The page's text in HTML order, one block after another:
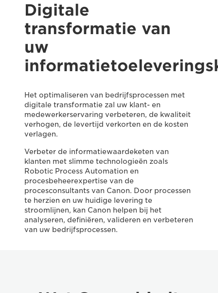
Digitale
transformatie van
uw
Het optimaliseren van bedrijfsprocessen met
digitale transformatie zal uw klant- en
medewerkerservaring verbeteren, de kwaliteit
verhogen, de levertijd verkorten en de kosten
verlagen.
Verbeter de informatiewaardeketen van
klanten met slimme technologieën zoals
Robotic Process Automation en
procesbeheerexpertise van de
procesconsultants van Canon. Door processen
te herzien en uw huidige levering te
stroomlijnen, kan Canon helpen bij het
analyseren, definiëren, valideren en verbeteren
van uw bedrijfsprocessen.